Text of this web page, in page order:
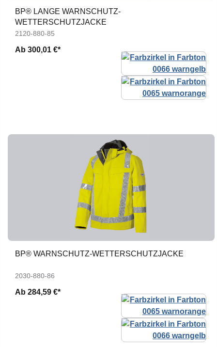
BP® LANGE WARNSCHUTZ-
WETTERSCHUTZJACKE
2120-880-85
Ab 300,01 €*
BP® WARNSCHUTZ-WETTERSCHUTZJACKE
2030-880-86
Ab 284,59 €*